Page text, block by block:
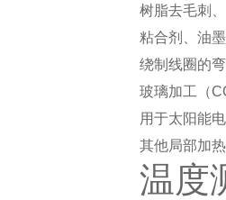
树脂去毛刺
粘合剂、油
绕制线圈的
玻璃加工（
用于太阳能
其他局部加
温度